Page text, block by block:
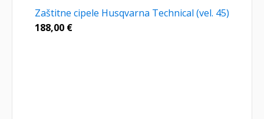
Zaštitne cipele Husqvarna Technical (vel. 45)
188,00 €